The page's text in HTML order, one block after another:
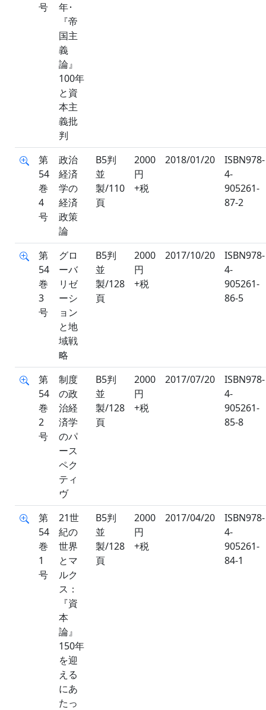
号
年･
『帝
国主
義
論』
100年
と資
本主
義批
判
第
54
巻
4
号
政治
経済
学の
経済
政策
論
B5判
並
製/110
頁
2000
円
+税
2018/01/20
ISBN978-
4-
905261-
87-2
第
54
巻
3
号
グロ
ーバ
リゼ
ーシ
ョン
と地
域戦
略
B5判
並
製/128
頁
2000
円
+税
2017/10/20
ISBN978-
4-
905261-
86-5
第
54
巻
2
号
制度
の政
治経
済学
のパ
ース
ペク
ティ
ヴ
B5判
並
製/128
頁
2000
円
+税
2017/07/20
ISBN978-
4-
905261-
85-8
第
54
巻
1
号
21世
紀の
世界
とマ
ルク
ス：
『資
本
論』
150年
を迎
える
にあ
たっ
B5判
並
製/128
頁
2000
円
+税
2017/04/20
ISBN978-
4-
905261-
84-1